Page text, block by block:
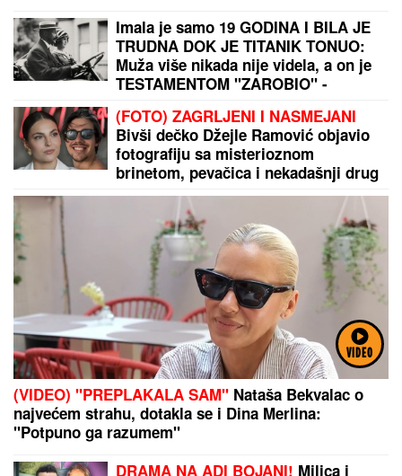
VIDEO
Imala je samo 19 GODINA I BILA JE
TRUDNA DOK JE TITANIK TONUO:
Muža više nikada nije videla, a on je
TESTAMENTOM "ZAROBIO" -
žilama
(FOTO) ZAGRLJENI I NASMEJANI
Bivši dečko Džejle Ramović objavio
fotografiju sa misterioznom
brinetom, pevačica i nekadašnji drug
pali u zaborav
(VIDEO) "PREPLAKALA SAM" Nataša Bekvalac o
najvećem strahu, dotakla se i Dina Merlina:
"Potpuno ga razumem"
DRAMA NA ADI BOJANI! Milica i